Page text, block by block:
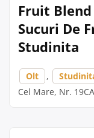
Fruit Blend
Sucuri De
Studinita
Olt ,
Cel Mare, Nr.